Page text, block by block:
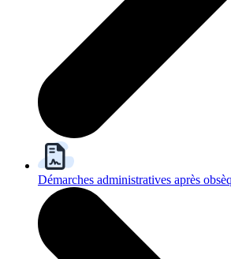
Démarches administratives après